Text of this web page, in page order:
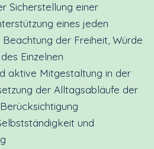
Sicherstellung einer
eines jeden
der Freiheit, Würde
Einzelnen
aktive Mitgestaltung in der
der Alltagsabläufe der
und